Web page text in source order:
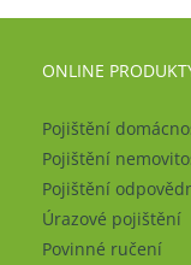
ONLINE
Pojištění
Pojištění
Pojištění
Úrazové pojištění
Povinné ručení